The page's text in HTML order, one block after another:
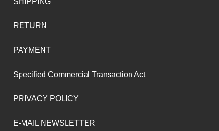
SHIPPING
RETURN
PAYMENT
Specified Commercial Transaction Act
PRIVACY POLICY
E-MAIL NEWSLETTER